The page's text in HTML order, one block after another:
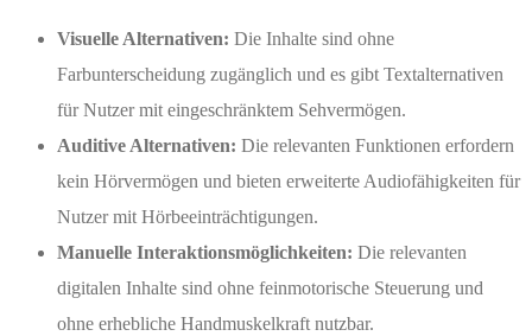
Visuelle Alternativen: Die Inhalte sind ohne
Farbunterscheidung zugänglich und es gibt Textalternativen
für Nutzer mit eingeschränktem Sehvermögen.
Auditive Alternativen: Die relevanten Funktionen erfordern
kein Hörvermögen und bieten erweiterte Audiofähigkeiten für
Nutzer mit Hörbeeinträchtigungen.
Manuelle Interaktionsmöglichkeiten: Die relevanten
digitalen Inhalte sind ohne feinmotorische Steuerung und
ohne erhebliche Handmuskelkraft nutzbar.